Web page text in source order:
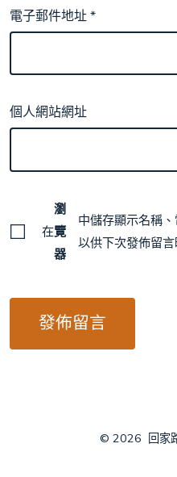
電子郵件地址*
個人網站網址
在
瀏
覽
器
中儲存顯示名稱
以供下次發佈留言
© 2026 回家